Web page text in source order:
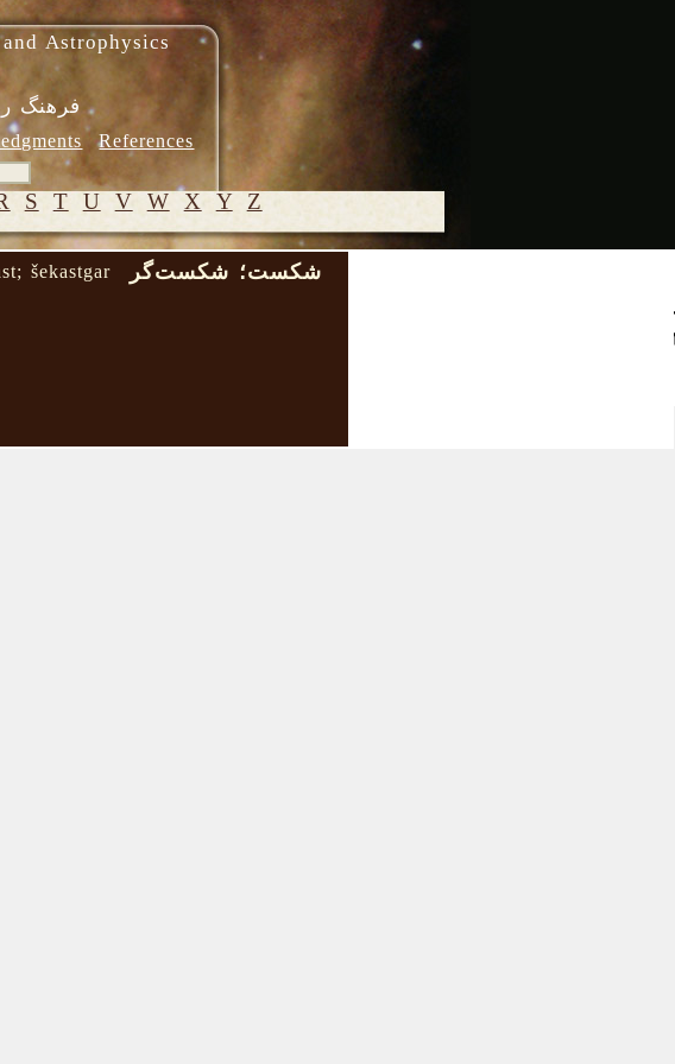
Astrophysics
فرهنگ
References
S T U V W X Y Z
شکست؛ شکست‌گر
šekastgar